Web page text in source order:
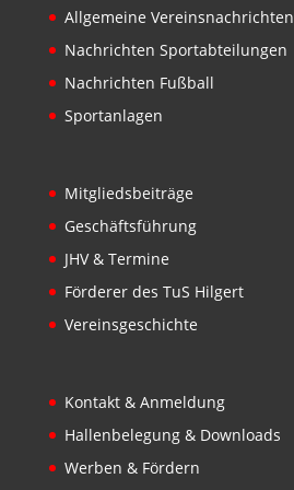
Allgemeine Vereinsnachrichten
Nachrichten Sportabteilungen
Nachrichten Fußball
Sportanlagen
Mitgliedsbeiträge
Geschäftsführung
JHV & Termine
Förderer des TuS Hilgert
Vereinsgeschichte
Kontakt & Anmeldung
Hallenbelegung & Downloads
Werben & Fördern